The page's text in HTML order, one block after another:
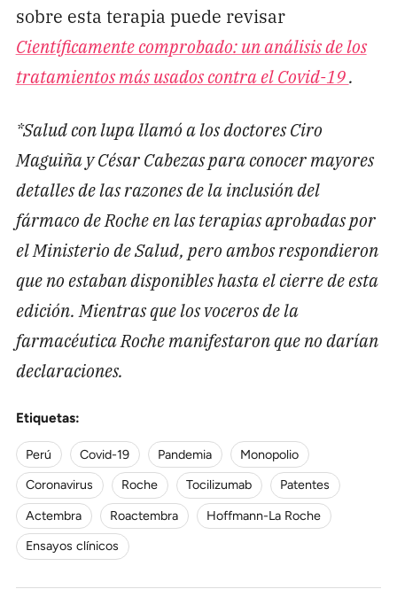
sobre esta terapia puede revisar
Científicamente comprobado: un análisis de los
tratamientos más usados contra el Covid-19.
*Salud con lupa llamó a los doctores Ciro
Maguiña y César Cabezas para conocer mayores
detalles de las razones de la inclusión del
fármaco de Roche en las terapias aprobadas por
el Ministerio de Salud, pero ambos respondieron
que no estaban disponibles hasta el cierre de esta
edición. Mientras que los voceros de la
farmacéutica Roche manifestaron que no darían
declaraciones.
Etiquetas:
Perú Covid-19 Pandemia
Monopolio
Coronavirus
Roche Tocilizumab
Patentes
Actembra
Roactembra
Hoffmann-La Roche
Ensayos clínicos